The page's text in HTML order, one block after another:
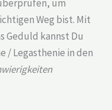
um
Weg bist. Mit
Geduld kannst Du
/ Legasthenie in den